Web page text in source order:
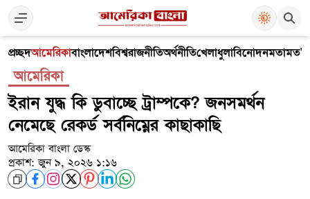
প্রচ্ছদআমেরিকাবাংলাদেশবিশ্বরাজনীতিঅর্থনীতিখেলাধুলাবিনোদনমতামত
আমেরিকা
ইরান যুদ্ধ কি ডুবাচ্ছে ট্রাম্পকে? জনসমর্থন
নেমেছে রেকর্ড সর্বনিম্নের কাছাকাছি
আমেরিকা বাংলা ডেস্ক
প্রকাশ: জুন ৯, ২০২৬ ১:১৬